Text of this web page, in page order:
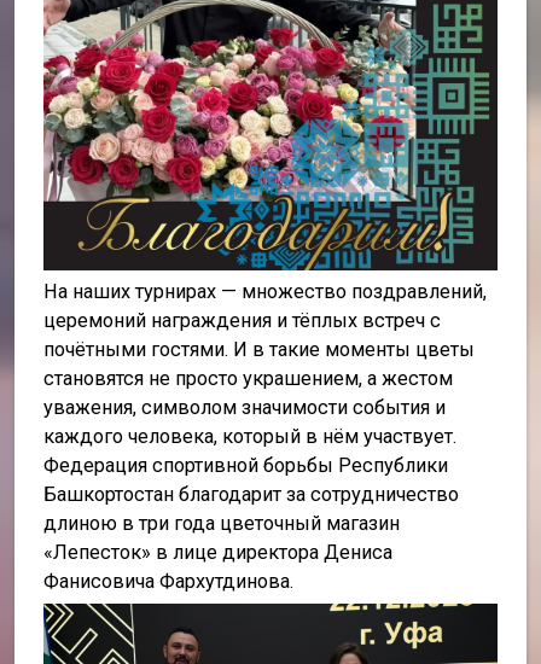
На наших турнирах — множество поздравлений,
церемоний награждения и тёплых встреч с
почётными гостями. И в такие моменты цветы
становятся не просто украшением, а жестом
уважения, символом значимости события и
каждого человека, который в нём участвует.
Федерация спортивной борьбы Республики
Башкортостан благодарит за сотрудничество
длиною в три года цветочный магазин
«Лепесток» в лице директора Дениса
Фанисовича Фархутдинова.